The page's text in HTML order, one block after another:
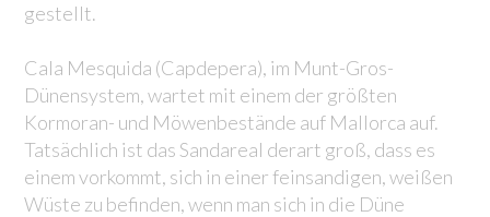
gestellt.
Cala Mesquida (Capdepera), im Munt-Gros-
Dünensystem, wartet mit einem der größten
Kormoran- und Möwenbestände auf Mallorca auf.
Tatsächlich ist das Sandareal derart groß, dass es
einem vorkommt, sich in einer feinsandigen, weißen
Wüste zu befinden, wenn man sich in die Düne